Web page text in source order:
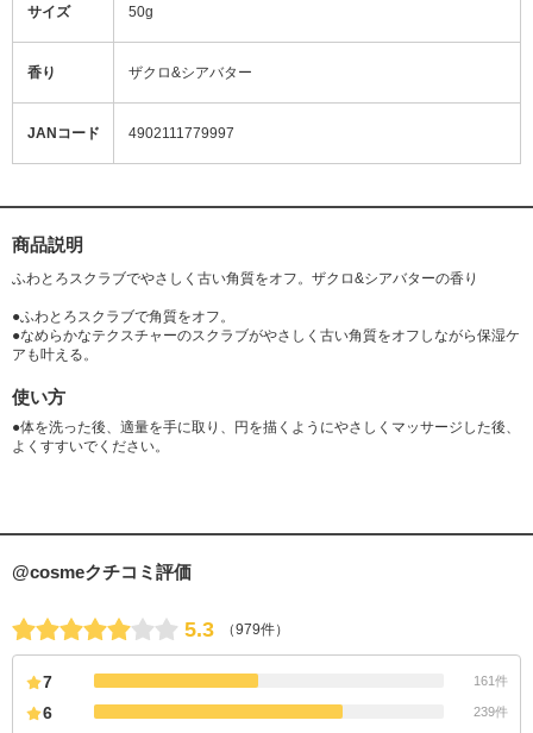
サイズ 50g
香り ザクロ&シアバター
JANコード 4902111779997
商品説明
ふわとろスクラブでやさしく古い角質をオフ。ザクロ&シアバターの香り
●ふわとろスクラブで角質をオフ。
●なめらかなテクスチャーのスクラブがやさしく古い角質をオフしながら保湿ケ
アも叶える。
使い方
●体を洗った後、適量を手に取り、円を描くようにやさしくマッサージした後、
よくすすいでください。
@cosmeクチコミ評価
5.3 （979件）
7 161件
6 239件